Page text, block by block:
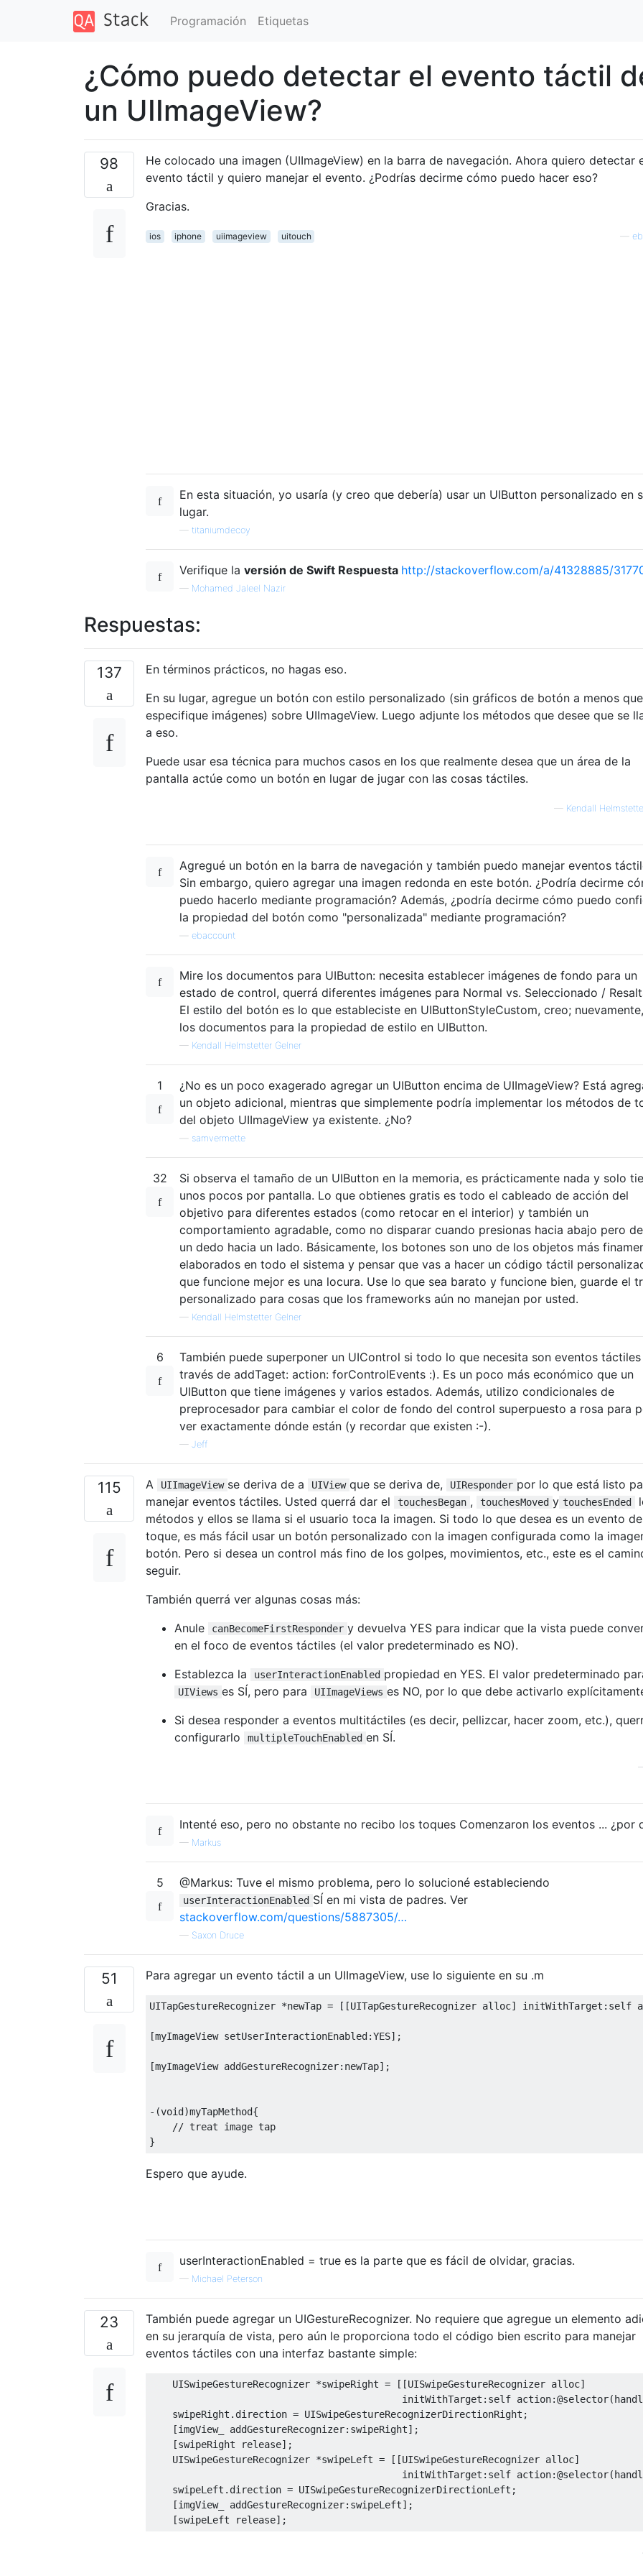
Programación Etiquetas
¿Cómo puedo detectar el evento táctil
un UIImageView?
98
He colocado una imagen (UIImageView) en la barra de navegación. Ahora quiero detectar
evento táctil y quiero manejar el evento. ¿Podrías decirme cómo puedo hacer eso?
Gracias.
ios iphone uiimageview uitouch
En esta situación, yo usaría (y creo que debería) usar un UIButton personalizado en
lugar.
titaniumdecoy
Verifique la versión de Swift Respuesta http://stackoverflow.com/a/41328885/
— Mohamed Jaleel Nazir
Respuestas:
137
En términos prácticos, no hagas eso.
En su lugar, agregue un botón con estilo personalizado (sin gráficos de botón a menos que
especifique imágenes) sobre UIImageView. Luego adjunte los métodos que desee que se
a eso.
Puede usar esa técnica para muchos casos en los que realmente desea que un área de la
pantalla actúe como un botón en lugar de jugar con las cosas táctiles.
— Kendall
Agregué un botón en la barra de navegación y también puedo manejar eventos
Sin embargo, quiero agregar una imagen redonda en este botón. ¿Podría decirme
puedo hacerlo mediante programación? Además, ¿podría decirme cómo puedo
la propiedad del botón como "personalizada" mediante programación?
ebaccount
Mire los documentos para UIButton: necesita establecer imágenes de fondo para un
estado de control, querrá diferentes imágenes para Normal vs. Seleccionado /
El estilo del botón es lo que estableciste en UIButtonStyleCustom, creo;
los documentos para la propiedad de estilo en UIButton.
— Kendall Helmstetter Gelner
1
¿No es un poco exagerado agregar un UIButton encima de UIImageView? Está
un objeto adicional, mientras que simplemente podría implementar los métodos de
del objeto UIImageView ya existente. ¿No?
samvermette
32
Si observa el tamaño de un UIButton en la memoria, es prácticamente nada y solo
unos pocos por pantalla. Lo que obtienes gratis es todo el cableado de acción del
objetivo para diferentes estados (como retocar en el interior) y también un
comportamiento agradable, como no disparar cuando presionas hacia abajo pero
un dedo hacia un lado. Básicamente, los botones son uno de los objetos más
elaborados en todo el sistema y pensar que vas a hacer un código táctil
que funcione mejor es una locura. Use lo que sea barato y funcione bien, guarde el
personalizado para cosas que los frameworks aún no manejan por usted.
— Kendall Helmstetter Gelner
6
También puede superponer un UIControl si todo lo que necesita son eventos táctiles
través de addTaget: action: forControlEvents :). Es un poco más económico que un
UIButton que tiene imágenes y varios estados. Además, utilizo condicionales de
preprocesador para cambiar el color de fondo del control superpuesto a rosa para
ver exactamente dónde están (y recordar que existen :-).
— Jeff
115 A UIImageView se deriva de a UIView que se deriva de, UIResponder por lo que está listo
manejar eventos táctiles. Usted querrá dar el
touchesBegan , touchesMoved y touchesEnded
métodos y ellos se llama si el usuario toca la imagen. Si todo lo que desea es un evento de
toque, es más fácil usar un botón personalizado con la imagen configurada como la
botón. Pero si desea un control más fino de los golpes, movimientos, etc., este es el
seguir.
También querrá ver algunas cosas más:
Anule
canBecomeFirstResponder y devuelva YES para indicar que la vista puede
en el foco de eventos táctiles (el valor predeterminado es NO).
Establezca la
userInteractionEnabled propiedad en YES. El valor predeterminado
UIViews es SÍ, pero para UIImageViews es NO, por lo que debe activarlo
Si desea responder a eventos multitáctiles (es decir, pellizcar, hacer zoom, etc.),
configurarlo
multipleTouchEnabled en SÍ.
Intenté eso, pero no obstante no recibo los toques Comenzaron los eventos ... ¿por
— Markus
5 @Markus: Tuve el mismo problema, pero lo solucioné estableciendo
userInteractionEnabled SÍ en mi vista de padres. Ver
stackoverflow.com/questions/5887305/…
— Saxon Druce
51 Para agregar un evento táctil a un UIImageView, use lo siguiente en su .m
UITapGestureRecognizer *newTap = [[UITapGestureRecognizer alloc] initWithTarget : self
[myImageView setUserInteractionEnabled:YES];
[myImageView addGestureRecognizer: newTap];
-(void)myTapMethod{
// treat image tap
}
Espero que ayude.
userInteractionEnabled = true es la parte que es fácil de olvidar, gracias.
— Michael Peterson
23
También puede agregar un UIGestureRecognizer. No requiere que agregue un elemento
en su jerarquía de vista, pero aún le proporciona todo el código bien escrito para manejar
eventos táctiles con una interfaz bastante simple:
UISwipeGestureRecognizer *swipeRight = [[UISwipeGestureRecognizer alloc]
                                            initWithTarget
: self action:@selector(
    swipeRight
. direction = UISwipeGestureRecognizerDirectionRight ;
[imgView_ addGestureRecognizer: swipeRight];
[swipeRight release];
UISwipeGestureRecognizer *swipeLeft = [[UISwipeGestureRecognizer alloc]
                                            initWithTarget
: self action:@selector(
    swipeLeft
. direction = UISwipeGestureRecognizerDirectionLeft ;
[imgView_ addGestureRecognizer: swipeLeft];
[swipeLeft release];